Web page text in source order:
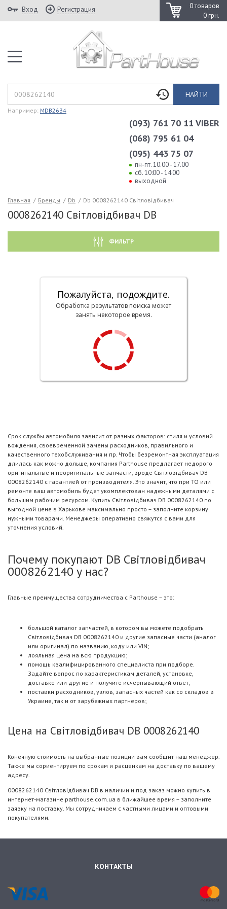
0 товаров
0 грн.
Вход Регистрация
НАЙТИ
Например: MDB2634
(093) 761 70 11 VIBER
(068) 795 61 04
(095) 443 75 07
пн-пт. 10.00 - 17.00
сб. 10:00 - 14:00
выходной
Главная / Бренды / Db / Db 0008262140 Світловідбивач
0008262140 Світловідбивач DB
ФИЛЬТР
Пожалуйста, подождите.
Обработка результатов поиска может
занять некоторое время.
Срок службы автомобиля зависит от разных факторов: стиля и условий
вождения, своевременной замены расходников, правильного и
качественного техобслуживания и пр. Чтобы безремонтная эксплуатация
длилась как можно дольше, компания Parthouse предлагает недорого
оригинальные и неоригинальные запчасти, вроде Світловідбивач DB
0008262140 с гарантией от производителя. Это значит, что при ТО или
ремонте ваш автомобиль будет укомплектован надежными деталями с
большим рабочим ресурсом. Купить Світловідбивач DB 0008262140 по
выгодной цене в Харькове максимально просто – заполните корзину
нужными товарами. Менеджеры оперативно свяжутся с вами для
уточнения условий.
Почему покупают DB Світловідбивач
0008262140 у нас?
Главные преимущества сотрудничества с Parthouse – это:
большой каталог запчастей, в котором вы можете подобрать
Світловідбивач DB 0008262140 и другие запасные части (аналог
или оригинал) по названию, коду или VIN;
лояльная цена на всю продукцию;
помощь квалифицированного специалиста при подборе.
Задайте вопрос по характеристикам деталей, установке,
доставке или другие и получите исчерпывающий ответ;
поставки расходников, узлов, запасных частей как со складов в
Украине, так и от зарубежных партнеров;
Цена на Світловідбивач DB 0008262140
Конечную стоимость на выбранные позиции вам сообщит наш менеджер.
Также мы сориентируем по срокам и расценкам на доставку по вашему
адресу.
0008262140 Світловідбивач DB в наличии и под заказ можно купить в
интернет-магазине parthouse.com.ua в ближайшее время – заполните
заявку на поставку. Мы сотрудничаем с частными лицами и оптовыми
покупателями.
КОНТАКТЫ